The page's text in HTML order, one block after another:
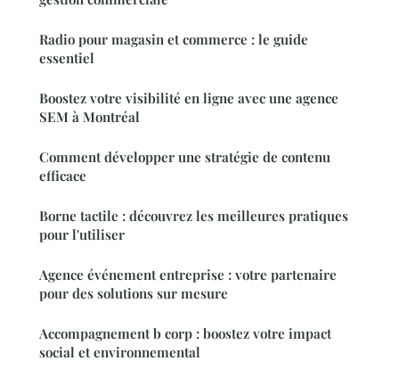
Radio pour magasin et commerce : le guide
essentiel
Boostez votre visibilité en ligne avec une agence
SEM à Montréal
Comment développer une stratégie de contenu
efficace
Borne tactile : découvrez les meilleures pratiques
pour l'utiliser
Agence événement entreprise : votre partenaire
pour des solutions sur mesure
Accompagnement b corp : boostez votre impact
social et environnemental